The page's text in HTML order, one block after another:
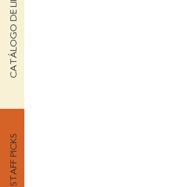
CATÁLOGO DE LIBROS
STAFF PICKS